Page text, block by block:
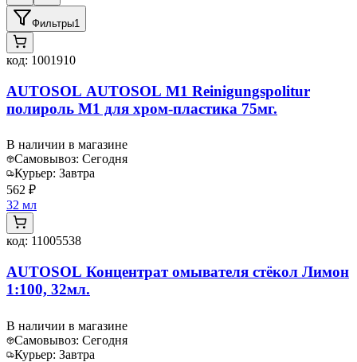
Фильтры1
код: 1001910
AUTOSOL AUTOSOL M1 Reinigungspolitur
полироль М1 для хром-пластика 75мг.
В наличии в магазине
Самовывоз: Сегодня
Курьер: Завтра
562 ₽
32 мл
код: 11005538
AUTOSOL Концентрат омывателя стёкол Лимон
1:100, 32мл.
В наличии в магазине
Самовывоз: Сегодня
Курьер: Завтра